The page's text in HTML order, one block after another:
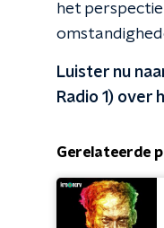
het
Luister nu
Radio 1) over
Gerelateerde